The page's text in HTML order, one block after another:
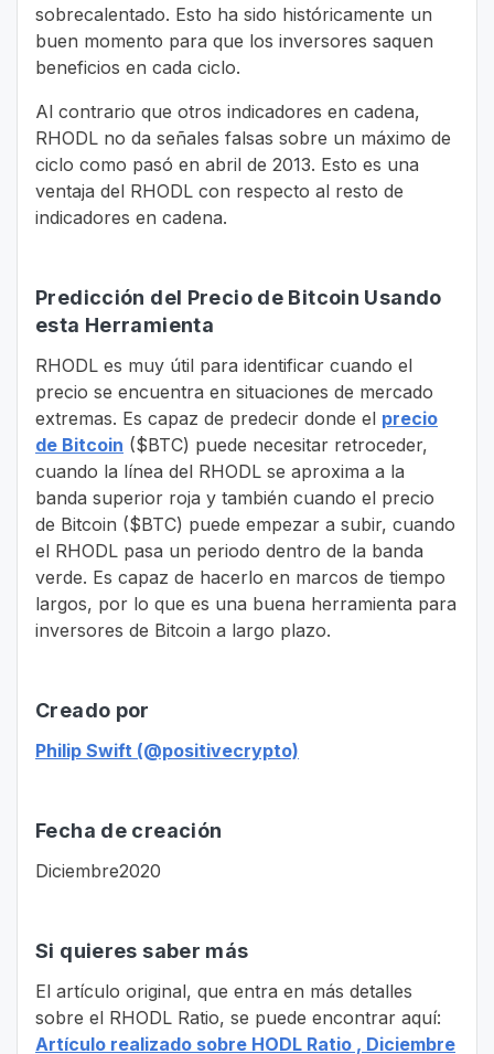
sobrecalentado. Esto ha sido históricamente un
buen momento para que los inversores saquen
beneficios en cada ciclo.
Al contrario que otros indicadores en cadena,
RHODL no da señales falsas sobre un máximo de
ciclo como pasó en abril de 2013. Esto es una
ventaja del RHODL con respecto al resto de
indicadores en cadena.
Predicción del Precio de Bitcoin Usando
esta Herramienta
RHODL es muy útil para identificar cuando el
precio se encuentra en situaciones de mercado
extremas. Es capaz de predecir donde el precio
de Bitcoin ($BTC) puede necesitar retroceder,
cuando la línea del RHODL se aproxima a la
banda superior roja y también cuando el precio
de Bitcoin ($BTC) puede empezar a subir, cuando
el RHODL pasa un periodo dentro de la banda
verde. Es capaz de hacerlo en marcos de tiempo
largos, por lo que es una buena herramienta para
inversores de Bitcoin a largo plazo.
Creado por
Philip Swift (@positivecrypto)
Fecha de creación
Diciembre2020
Si quieres saber más
El artículo original, que entra en más detalles
sobre el RHODL Ratio, se puede encontrar aquí:
Artículo realizado sobre HODL Ratio , Diciembre